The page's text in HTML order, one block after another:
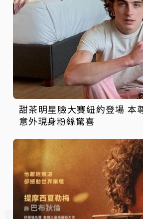
甜茶明星臉大賽紐約登場 本
意外現身粉絲驚喜